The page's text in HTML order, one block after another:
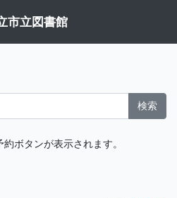
市立図書館
検索
ボタンが表示されます。